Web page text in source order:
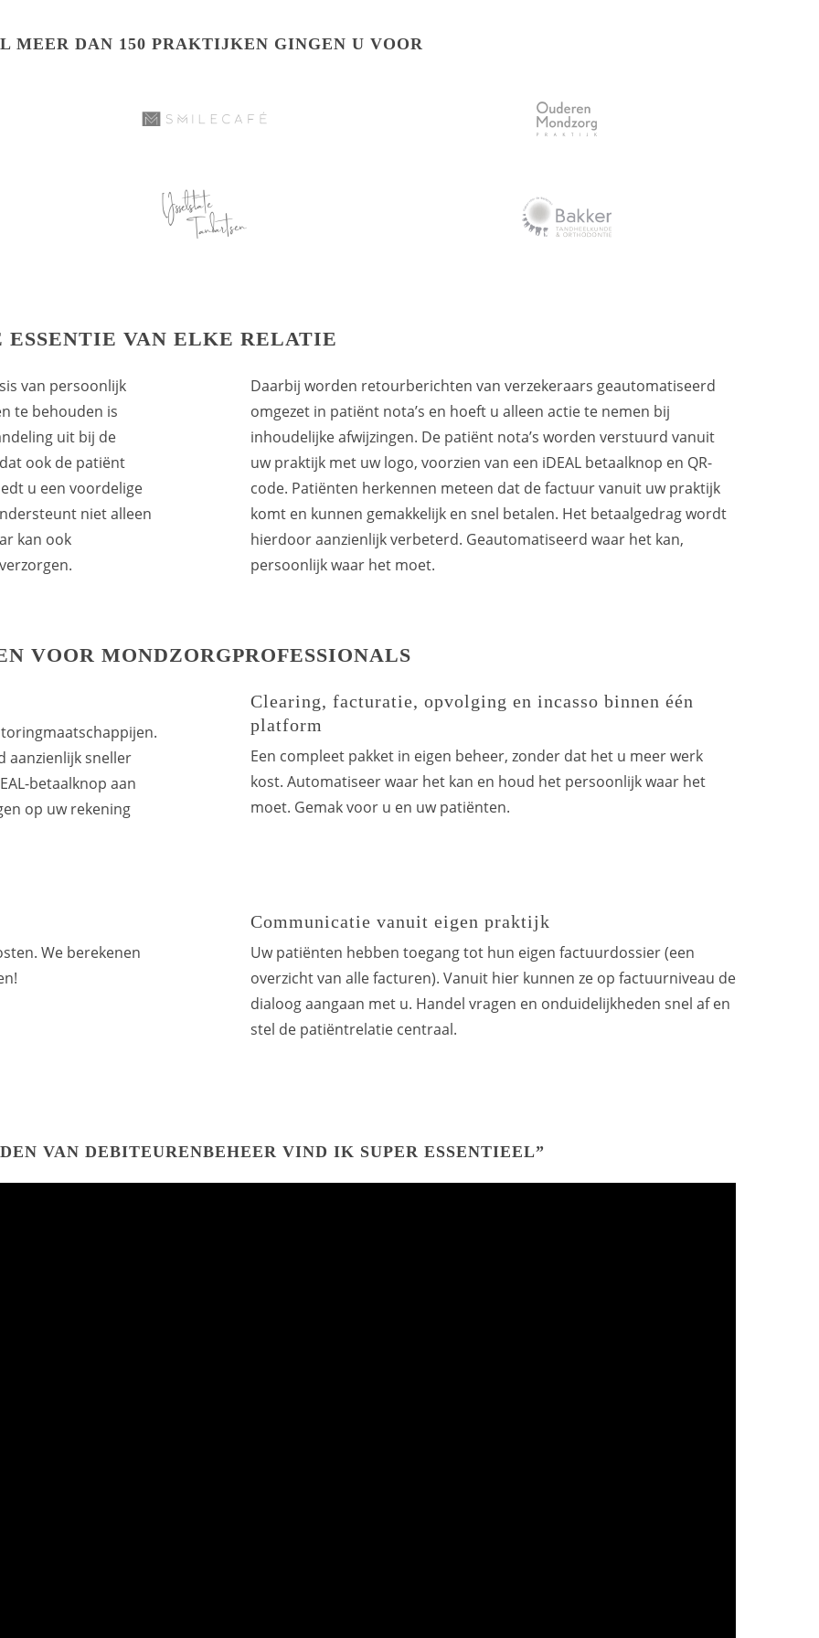
MEER DAN 150 PRAKTIJKEN GINGEN U VOOR
ESSENTIE VAN ELKE RELATIE
van persoonlijk
te behouden is
uit bij de
ook de patiënt
u een voordelige
niet alleen
kan ook
Daarbij worden retourberichten van verzekeraars geautomatiseerd
omgezet in patiënt nota’s en hoeft u alleen actie te nemen bij
inhoudelijke afwijzingen. De patiënt nota’s worden verstuurd vanuit
uw praktijk met uw logo, voorzien van een iDEAL betaalknop en QR-
code. Patiënten herkennen meteen dat de factuur vanuit uw praktijk
komt en kunnen gemakkelijk en snel betalen. Het betaalgedrag wordt
hierdoor aanzienlijk verbeterd. Geautomatiseerd waar het kan,
persoonlijk waar het moet.
VOOR MONDZORGPROFESSIONALS
aanzienlijk sneller
betaalknop aan
op uw rekening
Clearing, facturatie, opvolging en incasso binnen één
platform
Een compleet pakket in eigen beheer, zonder dat het u meer werk
kost. Automatiseer waar het kan en houd het persoonlijk waar het
moet. Gemak voor u en uw patiënten.
We berekenen
Communicatie vanuit eigen praktijk
Uw patiënten hebben toegang tot hun eigen factuurdossier (een
overzicht van alle facturen). Vanuit hier kunnen ze op factuurniveau de
dialoog aangaan met u. Handel vragen en onduidelijkheden snel af en
stel de patiëntrelatie centraal.
VAN DEBITEURENBEHEER VIND IK SUPER ESSENTIEEL”